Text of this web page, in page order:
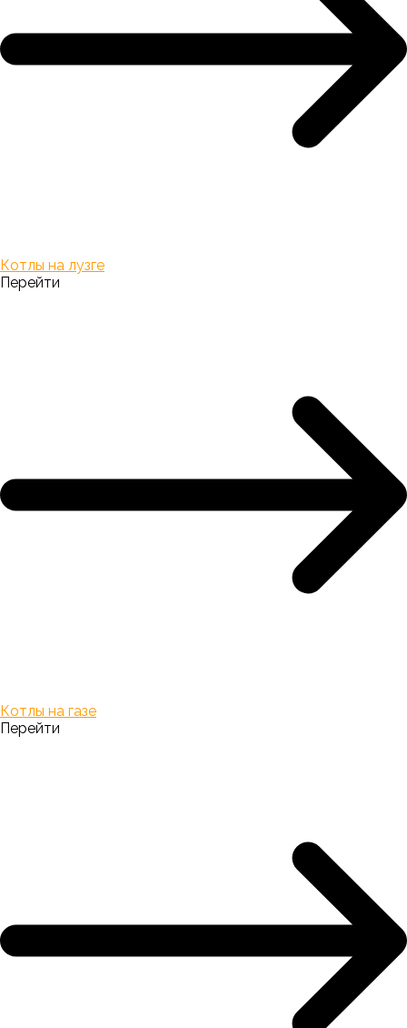
Котлы на лузге
Перейти
Котлы на газе
Перейти